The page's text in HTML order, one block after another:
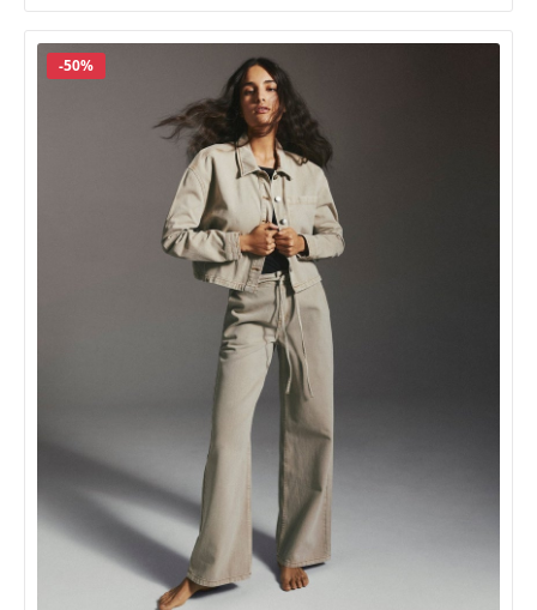
Korting
-50%